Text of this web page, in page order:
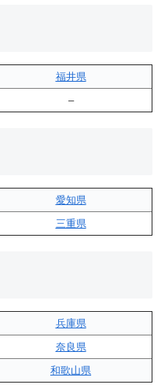
福井県
–
愛知県
三重県
兵庫県
奈良県
和歌山県